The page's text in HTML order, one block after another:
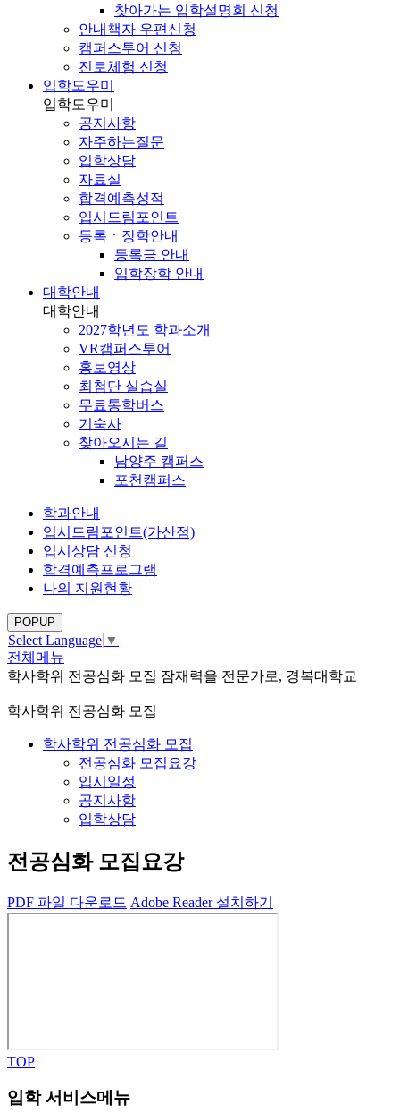
찾아가는 입학설명회 신청
안내책자 우편신청
캠퍼스투어 신청
진로체험 신청
입학도우미
입학도우미
공지사항
자주하는질문
입학상담
자료실
합격예측성적
입시드림포인트
등록ㆍ장학안내
등록금 안내
입학장학 안내
대학안내
대학안내
2027학년도 학과소개
VR캠퍼스투어
홍보영상
최첨단 실습실
무료통학버스
기숙사
찾아오시는 길
남양주 캠퍼스
포천캠퍼스
학과안내
입시드림포인트(가산점)
입시상담 신청
합격예측프로그램
나의 지원현황
POPUP
Select Language ▼
전체메뉴
학사학위 전공심화 모집 잠재력을 전문가로, 경복대학교
학사학위 전공심화 모집
학사학위 전공심화 모집
전공심화 모집요강
입시일정
공지사항
입학상담
전공심화 모집요강
PDF 파일 다운로드 Adobe Reader 설치하기
TOP
입학 서비스메뉴